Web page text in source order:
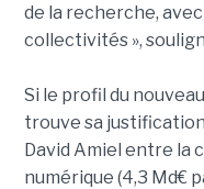
de la recherche,
collectivités »,
Si le profil du
trouve sa
David Amiel entre la
numérique (4,3 Md€